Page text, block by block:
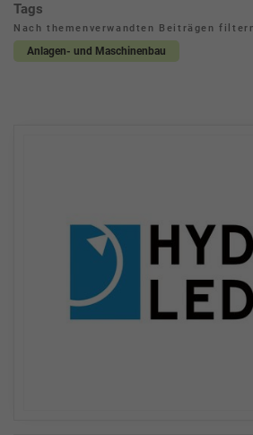
Tags
Nach themenverwandten Beiträgen
Anlagen- und Maschinenbau